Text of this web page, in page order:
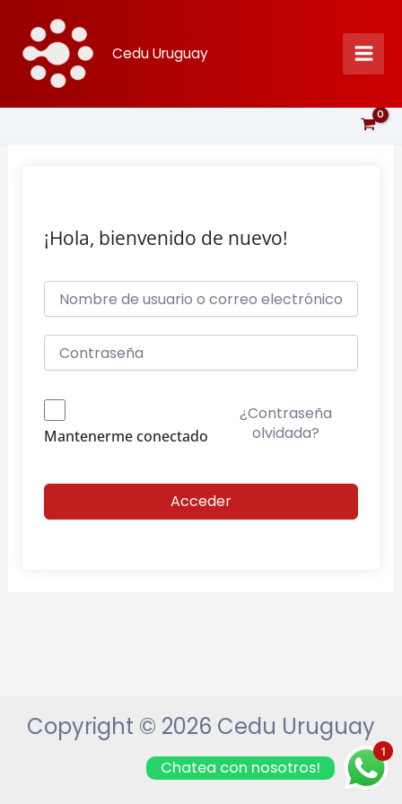
contenido
Cedu Uruguay
¡Hola, bienvenido de nuevo!
Mantenerme conectado
¿Contraseña
olvidada?
Acceder
Copyright © 2026 Cedu Uruguay
1
Chatea con nosotros!